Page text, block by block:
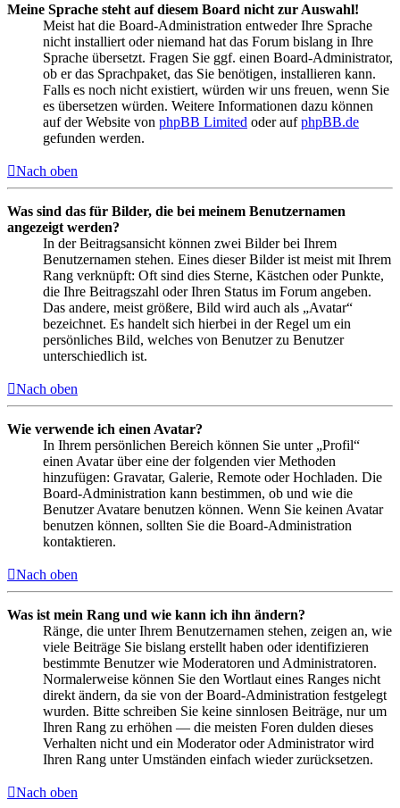
Meine Sprache steht auf diesem Board nicht zur Auswahl!
Meist hat die Board-Administration entweder Ihre Sprache
nicht installiert oder niemand hat das Forum bislang in Ihre
Sprache übersetzt. Fragen Sie ggf. einen Board-Administrator,
ob er das Sprachpaket, das Sie benötigen, installieren kann.
Falls es noch nicht existiert, würden wir uns freuen, wenn Sie
es übersetzen würden. Weitere Informationen dazu können
auf der Website von phpBB Limited oder aufphpBB.de
gefunden werden.
Nach oben
Was sind das für Bilder, die bei meinem Benutzernamen
angezeigt werden?
In der Beitragsansicht können zwei Bilder bei Ihrem
Benutzernamen stehen. Eines dieser Bilder ist meist mit Ihrem
Rang verknüpft: Oft sind dies Sterne, Kästchen oder Punkte,
die Ihre Beitragszahl oder Ihren Status im Forum angeben.
Das andere, meist größere, Bild wird auch als „Avatar“
bezeichnet. Es handelt sich hierbei in der Regel um ein
persönliches Bild, welches von Benutzer zu Benutzer
unterschiedlich ist.
Nach oben
Wie verwende ich einen Avatar?
In Ihrem persönlichen Bereich können Sie unter „Profil“
einen Avatar über eine der folgenden vier Methoden
hinzufügen: Gravatar, Galerie, Remote oder Hochladen. Die
Board-Administration kann bestimmen, ob und wie die
Benutzer Avatare benutzen können. Wenn Sie keinen Avatar
benutzen können, sollten Sie die Board-Administration
kontaktieren.
Nach oben
Was ist mein Rang und wie kann ich ihn ändern?
Ränge, die unter Ihrem Benutzernamen stehen, zeigen an, wie
viele Beiträge Sie bislang erstellt haben oder identifizieren
bestimmte Benutzer wie Moderatoren und Administratoren.
Normalerweise können Sie den Wortlaut eines Ranges nicht
direkt ändern, da sie von der Board-Administration festgelegt
wurden. Bitte schreiben Sie keine sinnlosen Beiträge, nur um
Ihren Rang zu erhöhen — die meisten Foren dulden dieses
Verhalten nicht und ein Moderator oder Administrator wird
Ihren Rang unter Umständen einfach wieder zurücksetzen.
Nach oben